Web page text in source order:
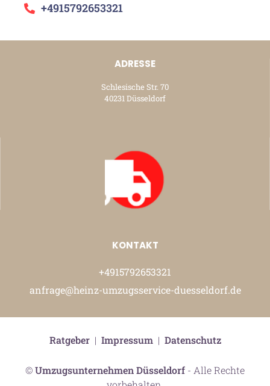
+4915792653321
ADRESSE
Schlesische Str. 70
40231 Düsseldorf
KONTAKT
+4915792653321
anfrage@heinz-umzugsservice-duesseldorf.de
©Umzugsunternehmen Düsseldorf - Alle Rechte
Ratgeber| Impressum| Datenschutz